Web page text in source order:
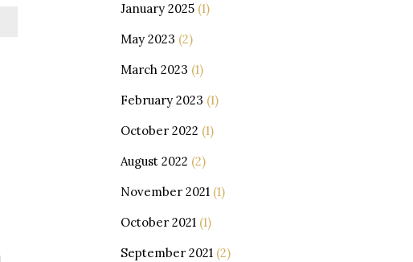
January 2025(1)
May 2023 (2)
March 2023 (1)
February 2023 (1)
October 2022 (1)
August 2022 (2)
November 2021(1)
October 2021(1)
September 2021(2)